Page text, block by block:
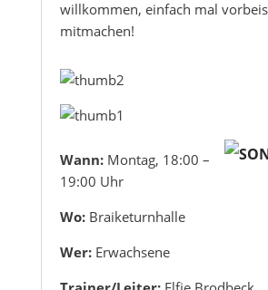
willkommen, einfach mal
mitmachen!
Wann: Montag, 18:00 –
19:00 Uhr
Wo: Braiketurnhalle
Wer: Erwachsene